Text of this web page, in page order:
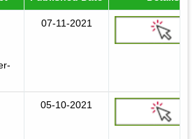
07-11-2021
05-10-2021